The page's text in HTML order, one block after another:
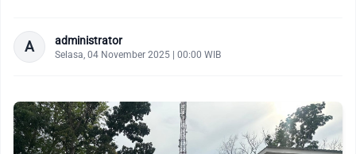
A administrator
Selasa, 04 November 2025 | 00:00 WIB